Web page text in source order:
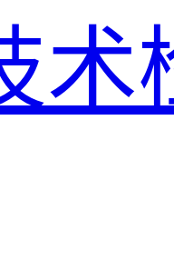
术